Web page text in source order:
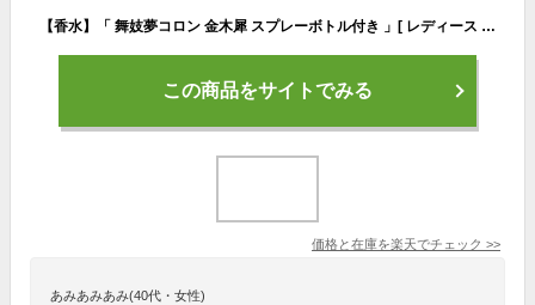
【香水】「 舞妓夢コロン 金木犀 スプレーボトル付き 」[ レディース キンモクセイ オスマンサス 香水 フレグランス 金木犀 プレゼント ギフト ホワイトデー お返し ギフト しのびやオリジナル ] qk03
この商品をサイトでみる
価格と在庫を楽天でチェック >>
あみあみあみ(40代・女性)